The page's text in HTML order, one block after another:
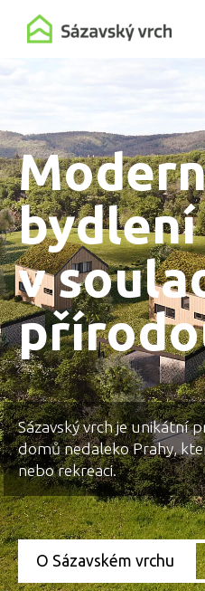
bydlení
v
Sázavský vrch je unikátní
domů nedaleko Prahy,
nebo rekreaci.
O Sázavském vrchu